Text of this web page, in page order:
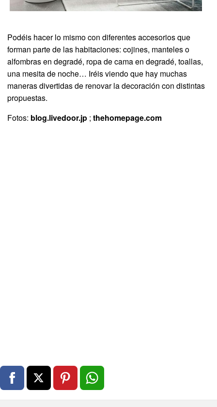
Podéis hacer lo mismo con diferentes accesorios que
forman parte de las habitaciones: cojines, manteles o
alfombras en degradé, ropa de cama en degradé, toallas,
una mesita de noche… Iréis viendo que hay muchas
maneras divertidas de renovar la decoración con distintas
propuestas.
Fotos: blog.livedoor.jp ; thehomepage.com